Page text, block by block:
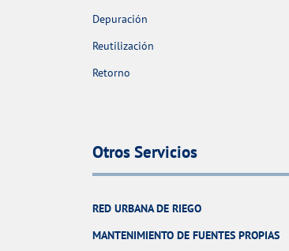
Depuración
Reutilización
Retorno
Otros Servicios
RED URBANA DE RIEGO
MANTENIMIENTO DE FUENTES PROPIAS